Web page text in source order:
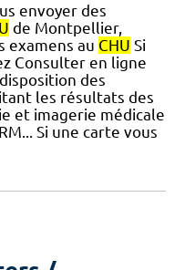
envoyer des
de Montpellier,
examens au CHU Si
Consulter en ligne
des
les résultats des
et imagerie médicale
Si une carte vous